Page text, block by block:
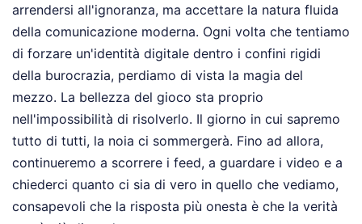
arrendersi all'ignoranza, ma accettare la natura fluida
della comunicazione moderna. Ogni volta che tentiamo
di forzare un'identità digitale dentro i confini rigidi
della burocrazia, perdiamo di vista la magia del
mezzo. La bellezza del gioco sta proprio
nell'impossibilità di risolverlo. Il giorno in cui sapremo
tutto di tutti, la noia ci sommergerà. Fino ad allora,
continueremo a scorrere i feed, a guardare i video e a
chiederci quanto ci sia di vero in quello che vediamo,
consapevoli che la risposta più onesta è che la verità